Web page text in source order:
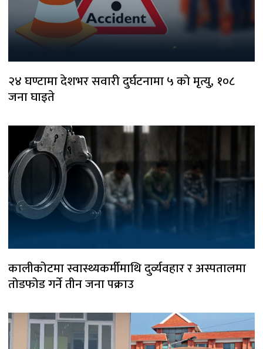
२४ घण्टामा देशभर सवारी दुर्घटनामा ५ को मृत्यु, १०८
जना घाइते
कालीकोटमा स्वास्थ्यकर्मीमाथि दुर्व्यवहार र अस्पतालमा
तोडफोड गर्ने तीन जना पक्राउ